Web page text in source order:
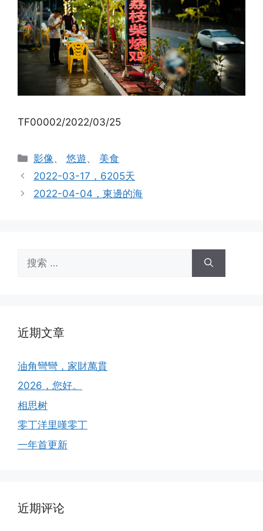
TF00002/2022/03/25
分
类
影像 、悠遊、 美食
2022-03-17，6205天
2022-04-04，東邊的海
索：
近期文章
油角彎彎，家財萬貫
2026，您好。
相思树
零丁洋里嘆零丁
一年首更新
近期评论